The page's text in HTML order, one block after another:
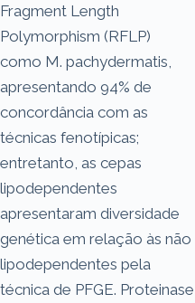
Fragment Length
Polymorphism (RFLP)
como M. pachydermatis,
apresentando 94% de
concordância com as
técnicas fenotípicas;
entretanto, as cepas
lipodependentes
apresentaram diversidade
genética em relação às não
lipodependentes pela
técnica de PFGE. Proteinase